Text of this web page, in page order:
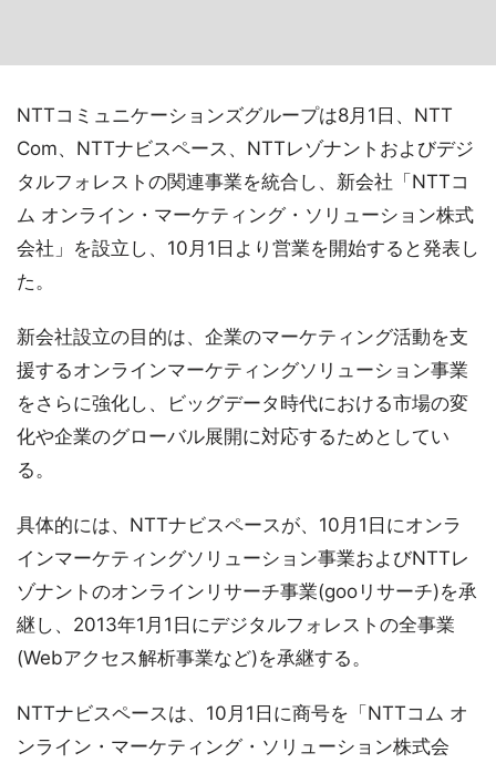
NTTコミュニケーションズグループは8月1日、NTT
Com、NTTナビスペース、NTTレゾナントおよびデジ
タルフォレストの関連事業を統合し、新会社「NTTコ
ム オンライン・マーケティング・ソリューション株式
会社」を設立し、10月1日より営業を開始すると発表し
た。
新会社設立の目的は、企業のマーケティング活動を支
援するオンラインマーケティングソリューション事業
をさらに強化し、ビッグデータ時代における市場の変
化や企業のグローバル展開に対応するためとしてい
る。
具体的には、NTTナビスペースが、10月1日にオンラ
インマーケティングソリューション事業およびNTTレ
ゾナントのオンラインリサーチ事業(gooリサーチ)を承
継し、2013年1月1日にデジタルフォレストの全事業
(Webアクセス解析事業など)を承継する。
NTTナビスペースは、10月1日に商号を「NTTコム オ
ンライン・マーケティング・ソリューション株式会